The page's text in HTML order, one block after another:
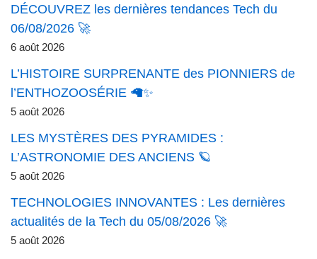
DÉCOUVREZ les dernières tendances Tech du
06/08/2026 🚀
6 août 2026
L’HISTOIRE SURPRENANTE des PIONNIERS de
l’ENTHOZOOSÉRIE 🦙✨
5 août 2026
LES MYSTÈRES DES PYRAMIDES :
L’ASTRONOMIE DES ANCIENS 🪐
5 août 2026
TECHNOLOGIES INNOVANTES : Les dernières
actualités de la Tech du 05/08/2026 🚀
5 août 2026